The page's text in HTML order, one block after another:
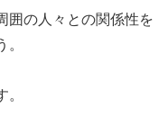
囲の人々との関係性を